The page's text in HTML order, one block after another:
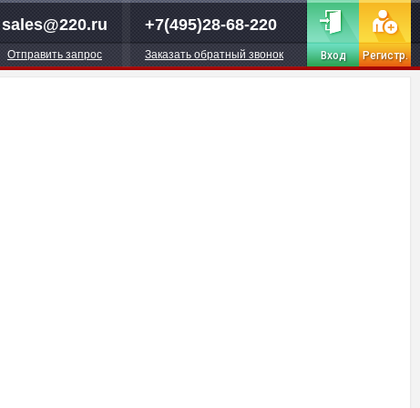
sales@220.ru
Отправить запрос
+7(495)28-68-220
Заказать обратный звонок Вход Регистр.